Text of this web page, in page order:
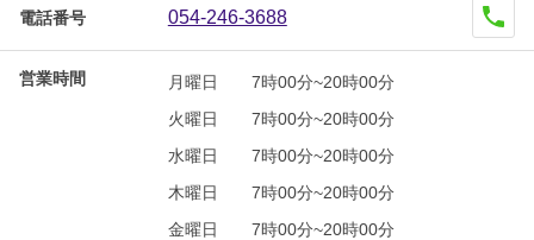
電話番号 054-246-3688
営業時間 月曜日
7時00分~20時00分
火曜日
7時00分~20時00分
水曜日
7時00分~20時00分
木曜日
7時00分~20時00分
金曜日
7時00分~20時00分